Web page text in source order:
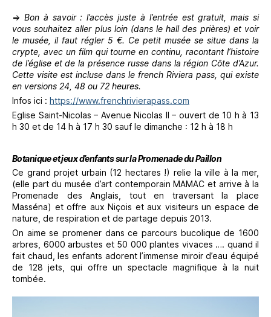
⇒ Bon à savoir : l’accès juste à l’entrée est gratuit, mais si
vous souhaitez aller plus loin (dans le hall des prières) et voir
le musée, il faut régler 5 €. Ce petit musée se situe dans la
crypte, avec un film qui tourne en continu, racontant l’histoire
de l’église et de la présence russe dans la région Côte d’Azur.
Cette visite est incluse dans le french Riviera pass, qui existe
en versions 24, 48 ou 72 heures.
Infos ici : https://www.frenchrivierapass.com
Eglise Saint-Nicolas – Avenue Nicolas II – ouvert de 10 h à 13
h 30 et de 14 h à 17 h 30 sauf le dimanche : 12 h à 18 h
Botanique et jeux d’enfants sur la Promenade du Paillon
Ce grand projet urbain (12 hectares !) relie la ville à la mer,
(elle part du musée d’art contemporain MAMAC et arrive à la
Promenade des Anglais, tout en traversant la place
Masséna) et offre aux Niçois et aux visiteurs un espace de
nature, de respiration et de partage depuis 2013.
On aime se promener dans ce parcours bucolique de 1600
arbres, 6000 arbustes et 50 000 plantes vivaces …. quand il
fait chaud, les enfants adorent l’immense miroir d’eau équipé
de 128 jets, qui offre un spectacle magnifique à la nuit
tombée.